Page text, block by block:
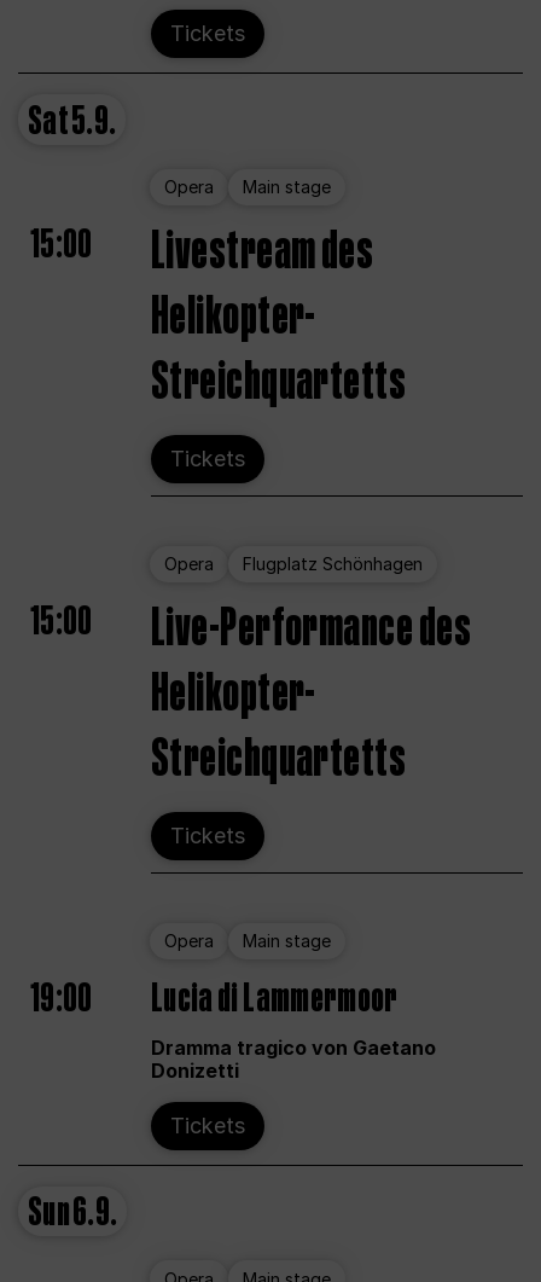
Tickets
Sat5.9.
Opera Main stage
15:00
Livestream des
Helikopter-
Streichquartetts
Tickets
Opera Flugplatz Schönhagen
15:00
Live-Performance des
Helikopter-
Streichquartetts
Tickets
Opera Main stage
19:00 Lucia di Lammermoor
Dramma tragico von Gaetano
Donizetti
Tickets
Sun6.9.